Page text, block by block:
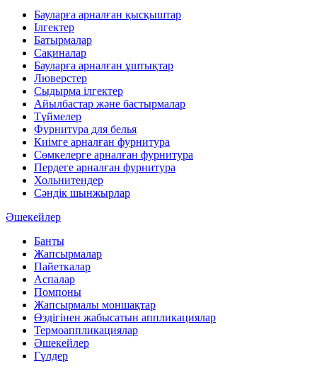
Бауларға арналған қысқыштар
Ілгектер
Батырмалар
Сақиналар
Бауларға арналған ұштықтар
Люверстер
Сыдырма ілгектер
Айылбастар және бастырмалар
Түймелер
Фурнитура для белья
Киімге арналған фурнитура
Сөмкелерге арналған фурнитура
Пердеге арналған фурнитура
Хольнитендер
Сәндік шынжырлар
Әшекейлер
Банты
Жапсырмалар
Пайеткалар
Аспалар
Помпоны
Жапсырмалы моншақтар
Өздігінен жабысатын аппликациялар
Термоаппликациялар
Әшекейлер
Гүлдер